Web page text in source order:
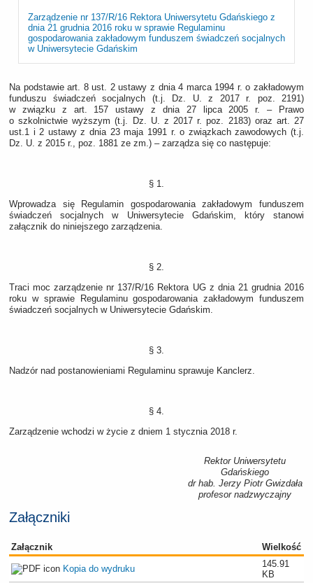
Zarządzenie nr 137/R/16 Rektora Uniwersytetu Gdańskiego z
dnia 21 grudnia 2016 roku w sprawie Regulaminu
gospodarowania zakładowym funduszem świadczeń socjalnych
w Uniwersytecie Gdańskim
Na podstawie art. 8 ust. 2 ustawy z dnia 4 marca 1994 r. o zakładowym
funduszu świadczeń socjalnych (t.j. Dz. U. z 2017 r. poz. 2191)
w związku z art. 157 ustawy z dnia 27 lipca 2005 r. – Prawo
o szkolnictwie wyższym (t.j. Dz. U. z 2017 r. poz. 2183) oraz art. 27
ust.1 i 2 ustawy z dnia 23 maja 1991 r. o związkach zawodowych (t.j.
Dz. U. z 2015 r., poz. 1881 ze zm.) – zarządza się co następuje:
§ 1.
Wprowadza się Regulamin gospodarowania zakładowym funduszem
świadczeń socjalnych w Uniwersytecie Gdańskim, który stanowi
załącznik do niniejszego zarządzenia.
§ 2.
Traci moc zarządzenie nr 137/R/16 Rektora UG z dnia 21 grudnia 2016
roku w sprawie Regulaminu gospodarowania zakładowym funduszem
świadczeń socjalnych w Uniwersytecie Gdańskim.
§ 3.
Nadzór nad postanowieniami Regulaminu sprawuje Kanclerz.
§ 4.
Zarządzenie wchodzi w życie z dniem 1 stycznia 2018 r.
Rektor Uniwersytetu
Gdańskiego
dr hab. Jerzy Piotr Gwizdała
profesor nadzwyczajny
Załączniki
Załącznik Wielkość
Kopia do wydruku
145.91
KB